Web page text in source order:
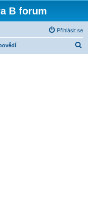
B forum
Přihlásit se